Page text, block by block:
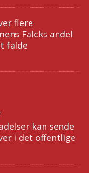
flere
Falcks andel
falde
kan sende
i det offentlige